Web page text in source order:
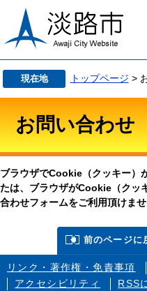
現在地 トップページ >
お問い合わせ
ブラウザでCookie（クッキー）
たは、ブラウザがCookie（クッ
合わせフォームをご利用頂けませ
前のページに
リンク・著作権・免責事項
アクセシビリティ
RSS